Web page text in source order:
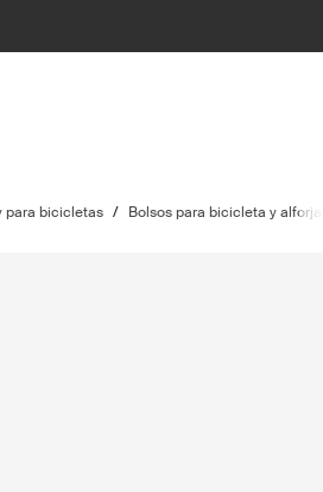
para bicicletas / Bolsos para bicicleta y